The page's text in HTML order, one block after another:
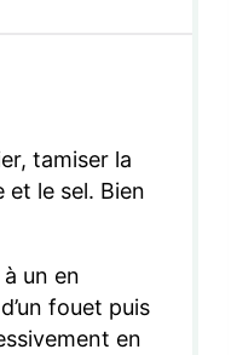
tamiser la
et le sel. Bien
un en
fouet puis
en